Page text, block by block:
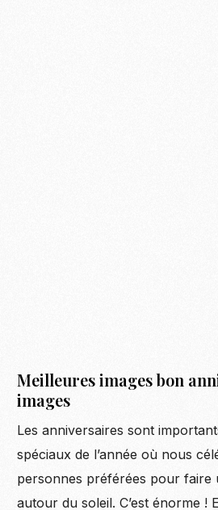
Meilleures images bon
images
Les anniversaires sont
spéciaux de l’année où nous
personnes préférées pour faire
autour du soleil. C’est énorme !